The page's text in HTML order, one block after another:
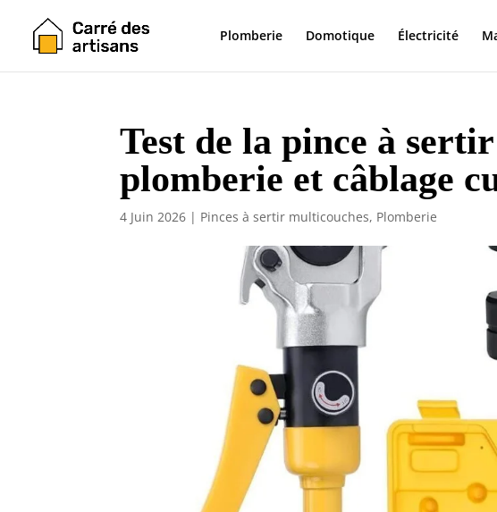
Plomberie Domotique Électricité
Test de la pince à
plomberie et câblage
4 Juin 2026 | Pinces à sertir multicouches, Plomberie